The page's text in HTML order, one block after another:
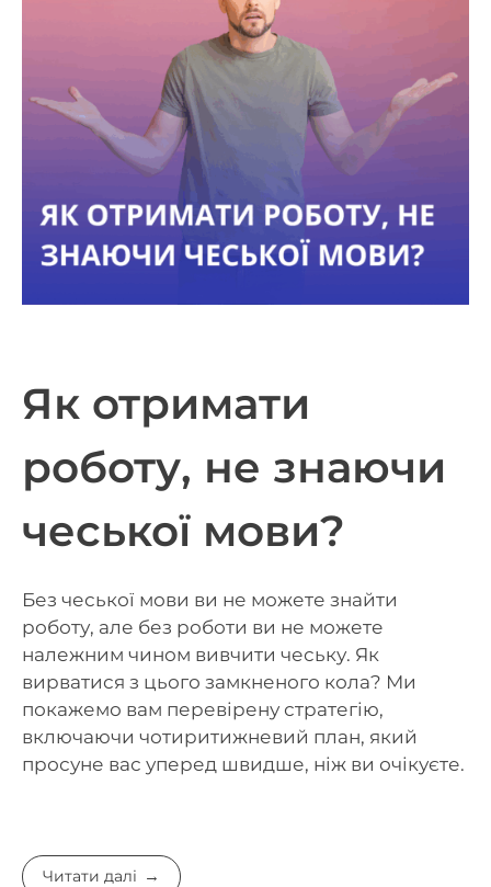
Як отримати
роботу, не знаючи
чеської мови?
Без чеської мови ви не можете знайти
роботу, але без роботи ви не можете
належним чином вивчити чеську. Як
вирватися з цього замкненого кола? Ми
покажемо вам перевірену стратегію,
включаючи чотиритижневий план, який
просуне вас уперед швидше, ніж ви очікуєте.
Читати далі